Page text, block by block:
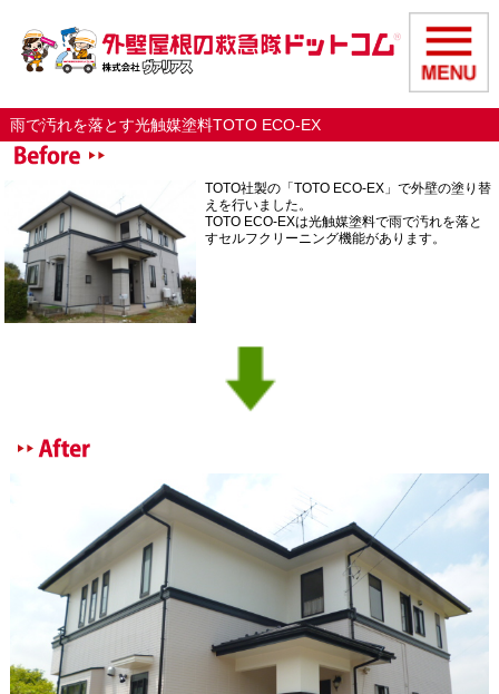
雨で汚れを落とす光触媒塗料TOTO ECO-EX
TOTO社製の「TOTO ECO-EX」で外壁の塗り替
えを行いました。
TOTO ECO-EXは光触媒塗料で雨で汚れを落と
すセルフクリーニング機能があります。